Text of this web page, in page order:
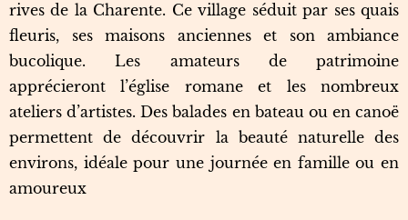
rives de la Charente. Ce village séduit par ses quais
fleuris, ses maisons anciennes et son ambiance
bucolique. Les amateurs de patrimoine
apprécieront l’église romane et les nombreux
ateliers d’artistes. Des balades en bateau ou en canoë
permettent de découvrir la beauté naturelle des
environs, idéale pour une journée en famille ou en
amoureux